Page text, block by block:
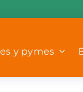
y pymes